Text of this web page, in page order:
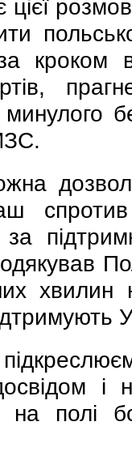
цієї
кроком
хвилин
і
на полі